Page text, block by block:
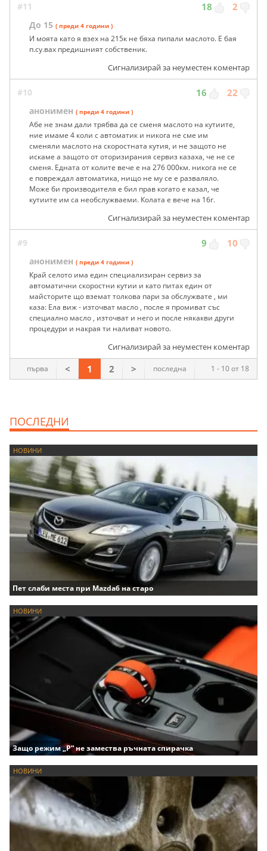
#11 18 2
До 15 ( преди 4 години )
И моята като я взех на 215к не бяха пипали маслото. Е бая
п.су.вах предишният собственик.
Сигнализирай за неуместен коментар
#10 16 22
анонимен ( преди 4 години )
Абе не знам дали трябва да се сменя маслото на кутиите,
ние имаме 4 коли с автоматик и никога не сме им
сменяли маслото на скоростната кутия, и не защото не
искаме а защото от оторизирания сервиз казаха, че не се
сменя. Едната от колите вече е на 276 000км. никога не се
е повреждал автоматика, нищо не му се е разваляло.
Може би производителя е бил прав когато е казал, че
кутиите им са необслужваеми. Колата е вече на 16г.
Сигнализирай за неуместен коментар
#9 9 10
анонимен ( преди 4 години )
Край селото има един специализиран сервиз за
автоматични скоростни кутии и като питах един от
майсторите що вземат толкова пари за обслужвате , ми
каза: Ела виж - източват масло , после я промиват със
специално масло , източват и него и после някакви други
процедури и накрая ти наливат новото.
Сигнализирай за неуместен коментар
1 - 10 от 18
първа < 1 2 > последна
ПОСЛЕДНИ
НОВИНИ
Пет слаби места при Mazda6 на старо
НОВИНИ
Защо режим „P“ не замества ръчната спирачка
НОВИНИ